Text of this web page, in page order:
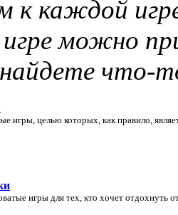
к каждой
можно
что-
игры, целью которых, как правило,
игры для тех, кто хочет отдохнуть